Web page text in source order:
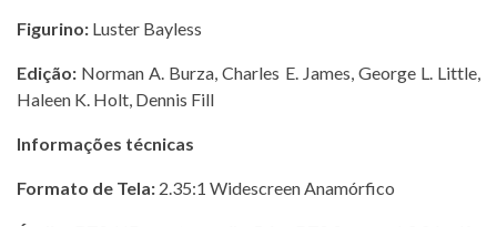
Figurino: Luster Bayless
Edição: Norman A. Burza, Charles E. James, George L. Little,
Haleen K. Holt, Dennis Fill
Informações técnicas
Formato de Tela: 2.35:1 Widescreen Anamórfico